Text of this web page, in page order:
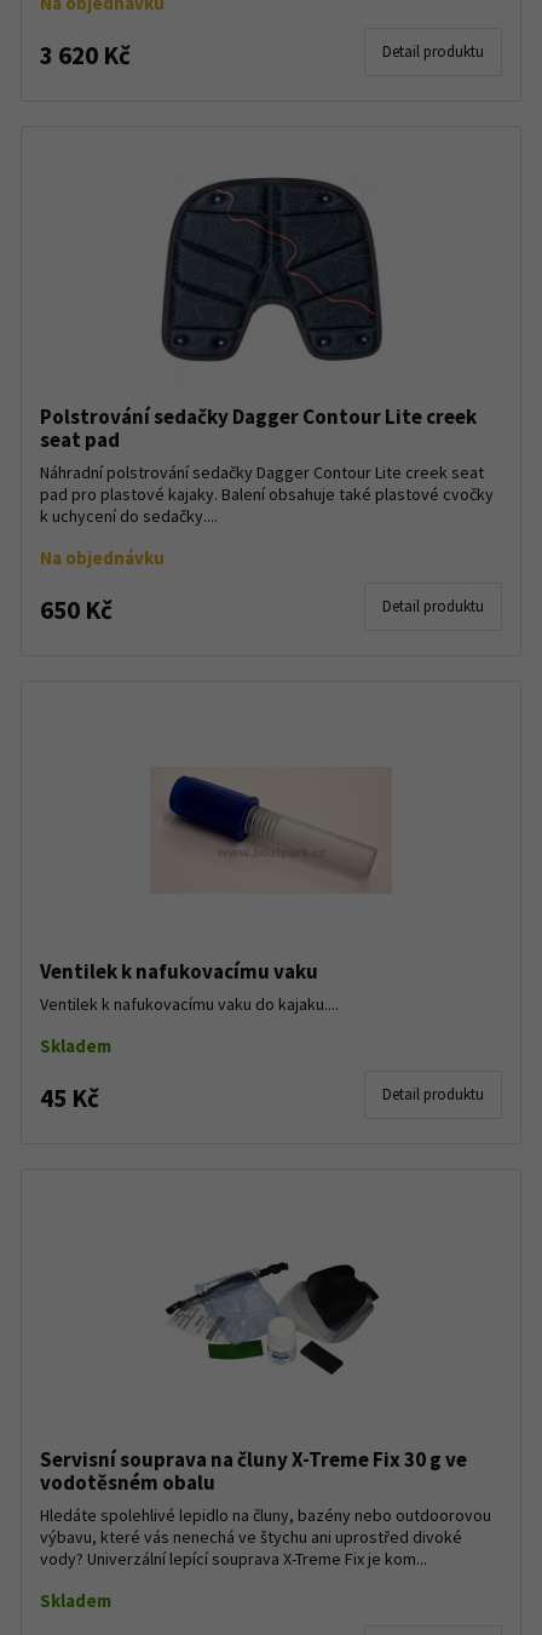
3 620 Kč Detail produktu
Polstrování sedačky Dagger Contour Lite creek
seat pad
Náhradní polstrování sedačky Dagger Contour Lite creek seat
pad pro plastové kajaky. Balení obsahuje také plastové cvočky
k uchycení do sedačky....
Na objednávku
650 Kč Detail produktu
Ventilek k nafukovacímu vaku
Ventilek k nafukovacímu vaku do kajaku....
Skladem
45 Kč Detail produktu
Servisní souprava na čluny X-Treme Fix 30 g ve
vodotěsném obalu
Hledáte spolehlivé lepidlo na čluny, bazény nebo outdoorovou
výbavu, které vás nenechá ve štychu ani uprostřed divoké
vody? Univerzální lepící souprava X-Treme Fix je kom...
Skladem